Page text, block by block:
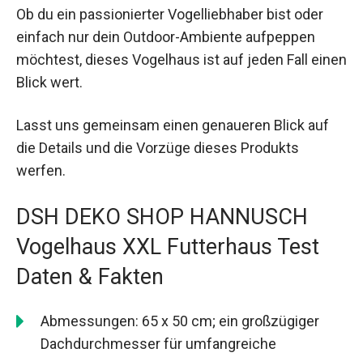
Ob du ein passionierter Vogelliebhaber bist oder
einfach nur dein Outdoor-Ambiente aufpeppen
möchtest, dieses Vogelhaus ist auf jeden Fall einen
Blick wert.
Lasst uns gemeinsam einen genaueren Blick auf
die Details und die Vorzüge dieses Produkts
werfen.
DSH DEKO SHOP HANNUSCH
Vogelhaus XXL Futterhaus Test
Daten & Fakten
Abmessungen: 65 x 50 cm; ein großzügiger
Dachdurchmesser für umfangreiche